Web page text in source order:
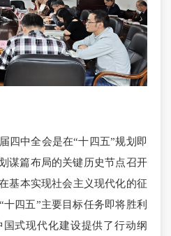
中全会是在“十四五”规划即
谋篇布局的关键历史节点召开
基本实现社会主义现代化的征
四五”主要目标任务即将胜利
式现代化建设提供了行动纲